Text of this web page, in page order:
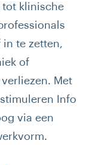
klinische
te zetten,
of
Met
Info
via een